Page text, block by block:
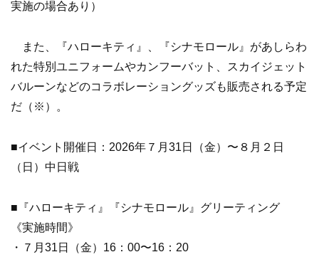
実施の場合あり）
また、『ハローキティ』、『シナモロール』があしらわ
れた特別ユニフォームやカンフーバット、スカイジェット
バルーンなどのコラボレーショングッズも販売される予定
だ（※）。
■イベント開催日：2026年７月31日（金）〜８月２日
（日）中日戦
■『ハローキティ』『シナモロール』グリーティング
《実施時間》
・７月31日（金）16：00〜16：20